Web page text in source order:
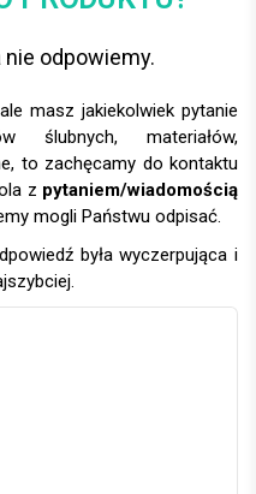
nie odpowiemy.
masz jakiekolwiek pytanie
ślubnych, materiałów,
to zachęcamy do kontaktu
z pytaniem/wiadomością
mogli Państwu odpisać.
była wyczerpująca i